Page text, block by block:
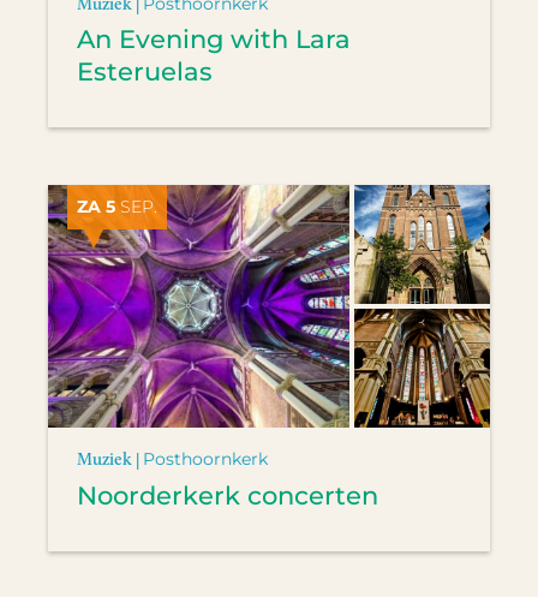
An Evening with Lara
Esteruelas
ZA 5 SEP.
Muziek | Posthoornkerk
Noorderkerk concerten